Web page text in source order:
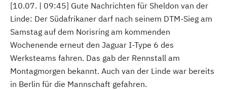
[10.07. | 09:45] Gute Nachrichten für Sheldon van der
Linde: Der Südafrikaner darf nach seinem DTM-Sieg am
Samstag auf dem Norisring am kommenden
Wochenende erneut den Jaguar I-Type 6 des
Werksteams fahren. Das gab der Rennstall am
Montagmorgen bekannt. Auch van der Linde war bereits
in Berlin für die Mannschaft gefahren.